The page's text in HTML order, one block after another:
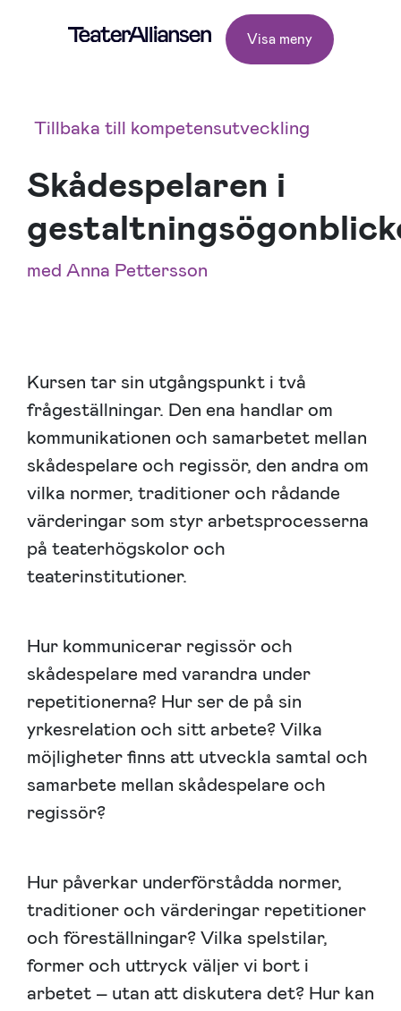
Visa meny
Tillbaka till kompetensutveckling
Skådespelaren i
med Anna Pettersson
Kursen tar sin utgångspunkt i två
frågeställningar. Den ena handlar om
kommunikationen och samarbetet mellan
skådespelare och regissör, den andra om
vilka normer, traditioner och rådande
värderingar som styr arbetsprocesserna
på teaterhögskolor och
teaterinstitutioner.
Hur kommunicerar regissör och
skådespelare med varandra under
repetitionerna? Hur ser de på sin
yrkesrelation och sitt arbete? Vilka
möjligheter finns att utveckla samtal och
samarbete mellan skådespelare och
regissör?
Hur påverkar underförstådda normer,
traditioner och värderingar repetitioner
och föreställningar? Vilka spelstilar,
former och uttryck väljer vi bort i
arbetet – utan att diskutera det? Hur kan